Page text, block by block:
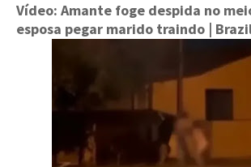
Vídeo: Amante foge despida no
esposa pegar marido traindo |